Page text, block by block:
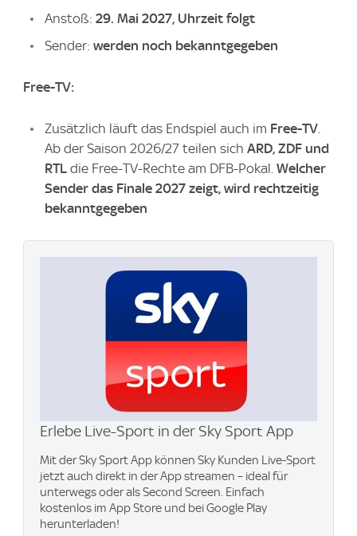
Anstoß: 29. Mai 2027, Uhrzeit folgt
Sender: werden noch bekanntgegeben
Free-TV:
Zusätzlich läuft das Endspiel auch im Free-TV
Ab der Saison 2026/27 teilen sich ARD, ZDF und
RTL die Free-TV-Rechte am DFB-Pokal. Welcher
Sender das Finale 2027 zeigt, wird rechtzeitig
bekanntgegeben
Erlebe Live-Sport in der Sky Sport App
Mit der Sky Sport App können Sky Kunden Live-Sport
jetzt auch direkt in der App streamen – ideal für
unterwegs oder als Second Screen. Einfach
kostenlos im App Store und bei Google Play
herunterladen!